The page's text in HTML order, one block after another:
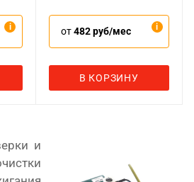
от482 руб/мес
В КОРЗИНУ
и